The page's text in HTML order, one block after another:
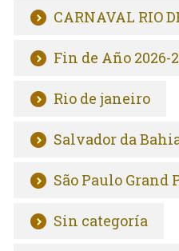
CARNAVAL RIO
Fin de Año 2026-
Rio de janeiro
Salvador da
São Paulo Grand
Sin categoría